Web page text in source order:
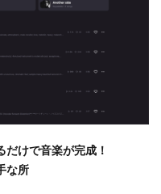
だけで音楽が完成！
な所